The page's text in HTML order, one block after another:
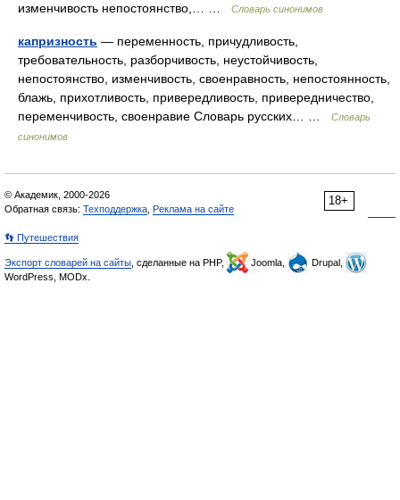
изменчивость непостоянство,… …
Словарь синонимов
капризность — переменность, причудливость,
требовательность, разборчивость, неустойчивость,
непостоянство, изменчивость, своенравность, непостоянность,
блажь, прихотливость, привередливость, привередничество,
переменчивость, своенравие Словарь русских… …
Словарь
синонимов
18+
© Академик, 2000-2026
Обратная связь: Техподдержка Реклама на сайте
👣 Путешествия
Экспорт словарей на сайты , сделанные на PHP, Joomla,
Drupal,
WordPress, MODx.